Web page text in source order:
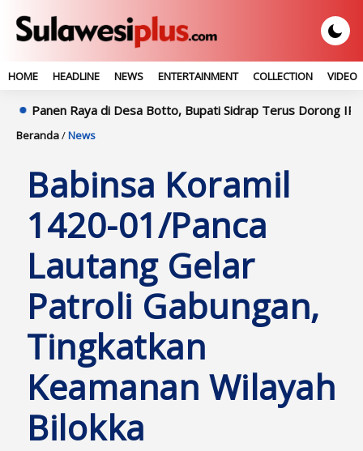
HOME HEADLINE NEWS ENTERTAINMENT COLLECTION VIDEO
Raya di Desa Botto, Bupati Sidrap Terus Dorong IP300 dan
Beranda/News
Babinsa Koramil
1420-01/Panca
Lautang Gelar
Patroli Gabungan,
Tingkatkan
Keamanan Wilayah
Bilokka